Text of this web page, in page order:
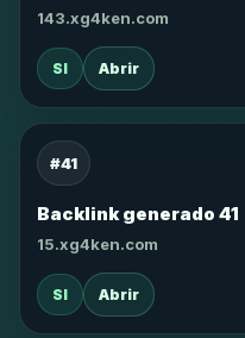
143.xg4ken.com
SI Abrir
#41
Backlink generado 41
15.xg4ken.com
SI Abrir